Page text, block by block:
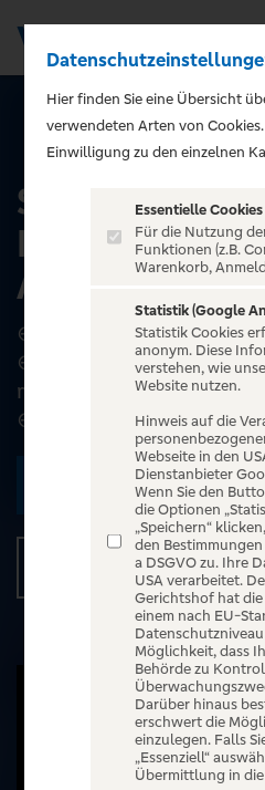
ALLE EVENTS
St. Pauli
Hamburg
Abenteuer
⊕ Besuch der Kneipe „Zur
⊕ Ermäßigter und
mehrere Clubs und
⊕ Aktuellste Neui...
Zu den
Hier finden Sie eine Übersicht
verwendeten Arten von
Einwilligung zu den einzelnen
Essentielle Cookies
Für die Nutzung
Funktionen (z.B.
Warenkorb,
Statistik (Google
Statistik Cookies
anonym. Diese
verstehen, wie
Website nutzen.
Hinweis auf die
Webseite in den
Dienstanbieter
Wenn Sie den
die Optionen
„Speichern“
den
a DSGVO zu. Ihre
USA verarbeitet.
Gerichtshof hat die
einem nach EU-
Möglichkeit, dass
Behörde zu
Darüber hinaus
erschwert die
einzulegen. Falls
„Essenziell“
Übermittlung in